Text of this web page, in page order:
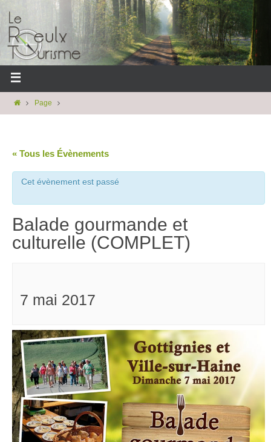
Page
« Tous les Évènements
Cet évènement est passé
Balade gourmande et
culturelle (COMPLET)
7 mai 2017